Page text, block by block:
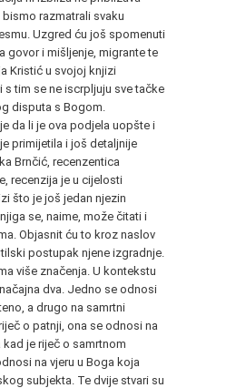
razmatrali svaku
Uzgred ću još spomenuti
govor i mišljenje, migrante te
Kristić u svojoj knjizi
s tim se ne iscrpljuju sve tačke
disputa s Bogom.
da li je ova podjela uopšte i
primijetila i još detaljnije
Brnčić, recenzentica
recenzija je u cijelosti
što je još jedan njezin
se, naime, može čitati i
Objasnit ću to kroz naslov
postupak njene izgradnje.
više značenja. U kontekstu
dva. Jedno se odnosi
a drugo na samrtni
o patnji, ona se odnosi na
kad je riječ o samrtnom
na vjeru u Boga koja
subjekta. Te dvije stvari su